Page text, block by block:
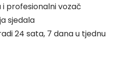
i profesionalni vozač
sjedala
24 sata, 7 dana u tjednu